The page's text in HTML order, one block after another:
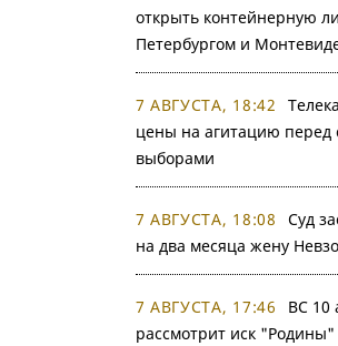
открыть контейнерную
Петербургом и
7 АВГУСТА, 18:42
цены на агитацию перед
выборами
7 АВГУСТА, 18:08
Суд
на два месяца жену
7 АВГУСТА, 17:46
ВС 10
рассмотрит иск "Родины"